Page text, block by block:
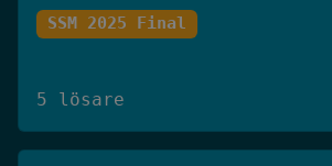
SSM 2025 Final
5 lösare